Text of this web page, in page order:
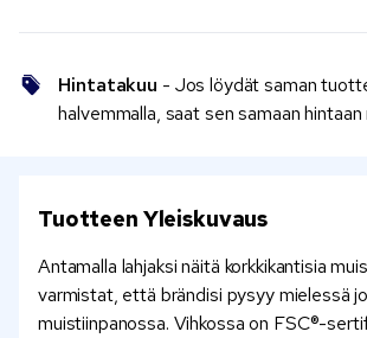
Hintatakuu - Jos löydät saman
halvemmalla, saat sen samaan hintaan
Tuotteen Yleiskuvaus
Antamalla lahjaksi näitä korkkikantisia
varmistat, että brändisi pysyy mielessä
muistiinpanossa. Vihkossa on FSC®-